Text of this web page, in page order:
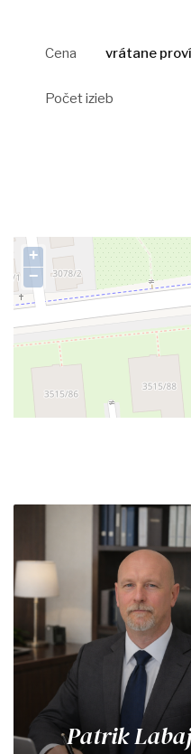
Cena vrátane
Počet izieb
+
−
Patrik